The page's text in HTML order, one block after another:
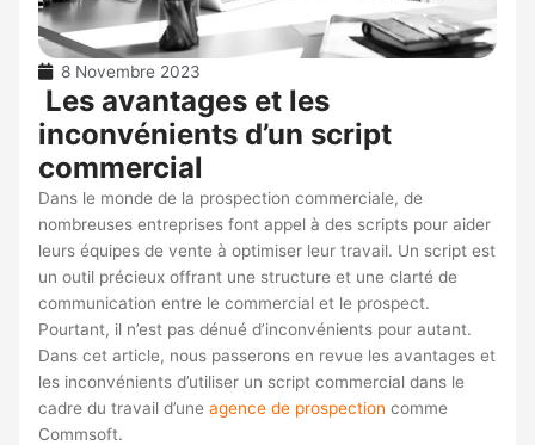
8 Novembre 2023
Les avantages et les
inconvénients d’un script
commercial
Dans le monde de la prospection commerciale, de
nombreuses entreprises font appel à des scripts pour aider
leurs équipes de vente à optimiser leur travail. Un script est
un outil précieux offrant une structure et une clarté de
communication entre le commercial et le prospect.
Pourtant, il n’est pas dénué d’inconvénients pour autant.
Dans cet article, nous passerons en revue les avantages et
les inconvénients d’utiliser un script commercial dans le
cadre du travail d’une agence de prospection comme
Commsoft.